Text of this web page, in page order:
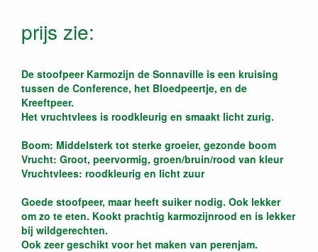
prijs zie:
De stoofpeer Karmozijn de Sonnaville is een kruising
tussen de Conference, het Bloedpeertje, en de
Kreeftpeer.
Het vruchtvlees is roodkleurig en smaakt licht zurig.
Boom: Middelsterk tot sterke groeier, gezonde boom
Vrucht: Groot, peervormig, groen/bruin/rood van kleur
Vruchtvlees: roodkleurig en licht zuur
Goede stoofpeer, maar heeft suiker nodig. Ook lekker
om zo te eten. Kookt prachtig karmozijnrood en is lekker
bij wildgerechten.
Ook zeer geschikt voor het maken van perenjam.